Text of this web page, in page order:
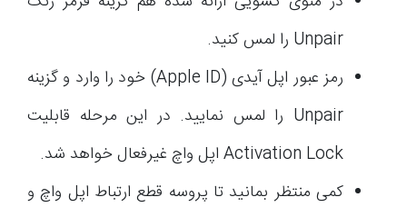
Unpair را لمس کنید.
رمز عبور اپل آیدی (Apple ID) خود را وارد و گزینه
Unpair را لمس نمایید. در این مرحله قابلیت
Activation Lock اپل واچ غیرفعال خواهد شد.
کمی منتظر بمانید تا پروسه قطع ارتباط اپل واچ و